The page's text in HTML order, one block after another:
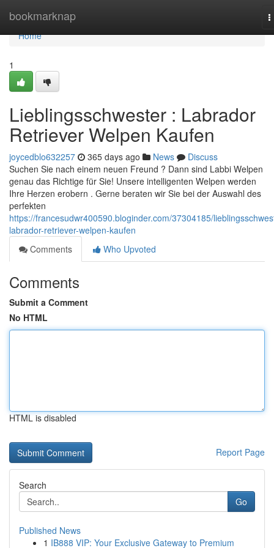
bookmarknap
Home
Home
1
Lieblingsschwester : Labrador
Retriever Welpen Kaufen
joycedblo632257 365 days ago News
Discuss
Suchen Sie nach einem neuen Freund ? Dann sind Labbi Welpen
genau das Richtige für Sie! Unsere intelligenten Welpen werden
Ihre Herzen erobern . Gerne beraten wir Sie bei der Auswahl des
perfekten
https://francesudwr400590.bloginder.com/37304185/
labrador-retriever-welpen-kaufen
Comments
Who Upvoted
Comments
Submit a Comment
No HTML
HTML is disabled
Report Page
Search
Go
Published News
1 IB888 VIP: Your Exclusive Gateway to Premium